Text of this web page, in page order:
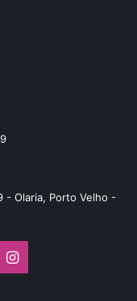
- Olaria, Porto Velho -
Instagram